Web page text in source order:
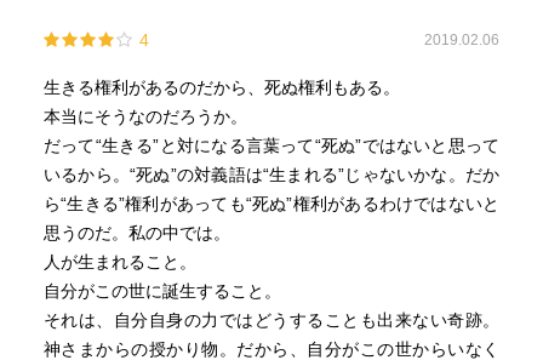
も多くて”と語る窪さん。そんな窪さんは、”もし自分が辛い
あえず明日まで頑張ろうと感じられたら、それが良いかな
と思います”とこの作品に込められた想いを続けられます。
内容紹介からは決して見えない奥深いドラマがそこに描か
れるこの作品。『迷いクジラ』という象徴的な存在を物語
に登場させた窪さんの深い思いがそこには描かれていたよ
うに思いました。
『私たちクジラ見に行くんだけど、いっしょに行かな
い？』
4 2019.02.06
生きる権利があるのだから、死ぬ権利もある。
本当にそうなのだろうか。
だって“生きる”と対になる言葉って“死ぬ”ではないと思って
いるから。“死ぬ”の対義語は“生まれる”じゃないかな。だか
ら“生きる”権利があっても“死ぬ”権利があるわけではないと
思うのだ。私の中では。
人が生まれること。
自分がこの世に誕生すること。
それは、自分自身の力ではどうすることも出来ない奇跡。
神さまからの授かり物。だから、自分がこの世からいなく